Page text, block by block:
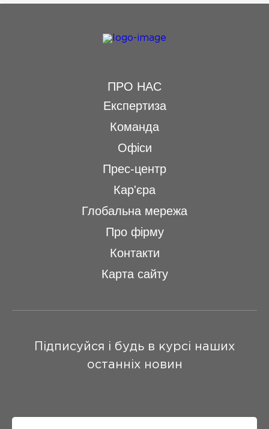
ПРО НАС
Експертиза
Команда
Офіси
Прес-центр
Кар'єра
Глобальна мережа
Про фірму
Контакти
Карта сайту
Підписуйся і будь в курсі наших
останніх новин